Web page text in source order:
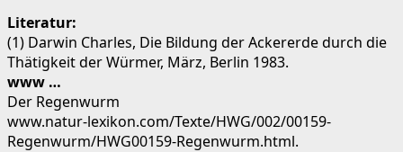
Literatur:
(1) Darwin Charles, Die Bildung der Ackererde durch die
Thätigkeit der Würmer, März, Berlin 1983.
www …
Der Regenwurm
www.natur-lexikon.com/Texte/HWG/002/00159-
Regenwurm/HWG00159-Regenwurm.html.